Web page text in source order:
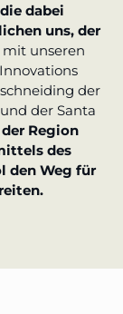
dabei
uns, der
unseren
der
der Santa
Region
des
den Weg für